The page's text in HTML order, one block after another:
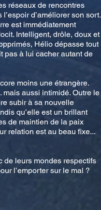
réseaux de rencontres
d’améliorer son sort.
est immédiatement
Intelligent, drôle, doux et
Hélio dépasse tout
pas à lui cacher autant de
moins une étrangère.
mais aussi intimidé. Outre le
subir à sa nouvelle
qu’elle est un brillant
de maintien de la paix
relation est au beau fixe...
de leurs mondes respectifs
l’emporter sur le mal ?